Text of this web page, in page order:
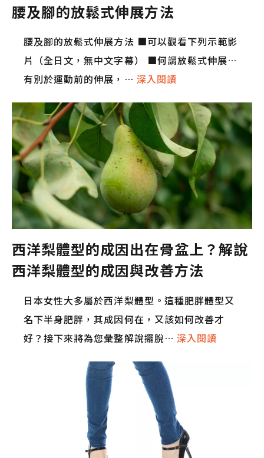
腰及腳的放鬆式伸展方法
腰及腳的放鬆式伸展方法 ■可以觀看下列示範影
片（全日文，無中文字幕） ■何謂放鬆式伸展…
有別於運動前的伸展，… 深入閱讀
西洋梨體型的成因出在骨盆上？解說
西洋梨體型的成因與改善方法
日本女性大多屬於西洋梨體型。這種肥胖體型又
名下半身肥胖，其成因何在，又該如何改善才
好？接下來將為您彙整解說擺脫… 深入閱讀